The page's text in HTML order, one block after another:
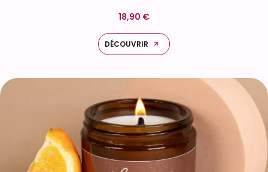
18,90 €
DÉCOUVRIR